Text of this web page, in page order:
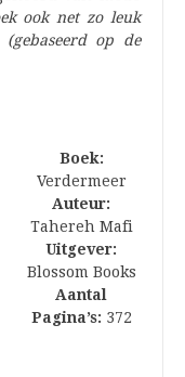
ook net zo leuk
op de
Boek:
Verdermeer
Auteur:
Tahereh Mafi
Uitgever:
Blossom Books
Aantal
Pagina’s: 372